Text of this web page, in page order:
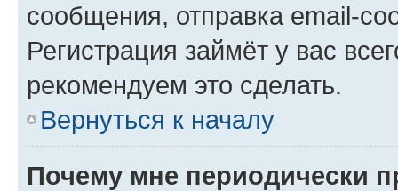
сообщения, отправка email-
Регистрация займёт у вас
рекомендуем это сделать.
Вернуться к началу
Почему мне периодически